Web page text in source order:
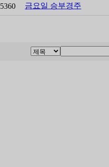
5360 금요일 승부경주